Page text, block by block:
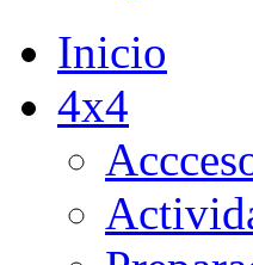
Inicio
4x4